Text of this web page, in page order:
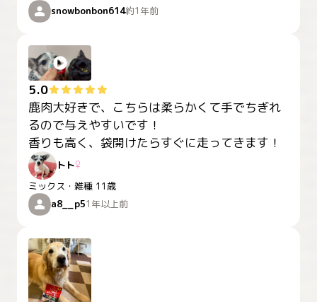
snowbonbon614約1年前
5.0
鹿肉大好きで、こちらは柔らかくて手でちぎれ
るので与えやすいです！
香りも高く、袋開けたらすぐに走ってきます！
トト♀
ミックス・雑種 11歳
a8__p51年以上前